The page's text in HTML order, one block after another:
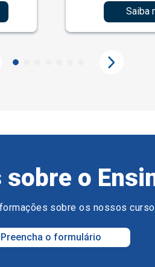
Saiba
o
sobre os nossos
Preencha o formulário